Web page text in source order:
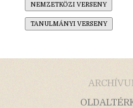
NEMZETKÖZI VERSENY
TANULMÁNYI VERSENY